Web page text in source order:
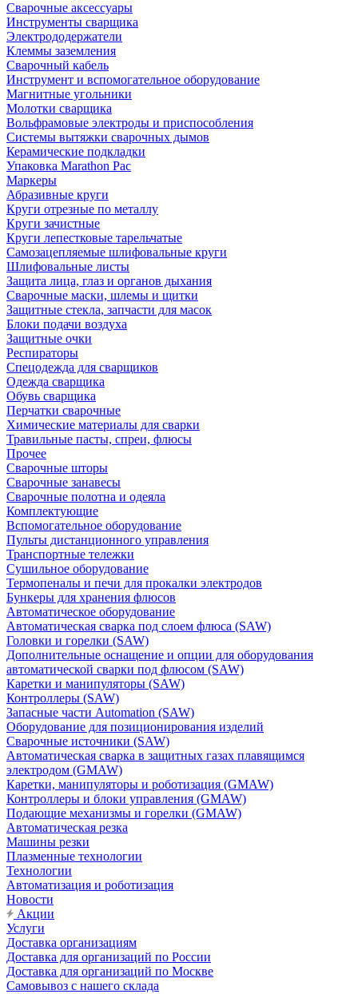
Сварочные аксессуары
Инструменты сварщика
Электрододержатели
Клеммы заземления
Сварочный кабель
Инструмент и вспомогательное оборудование
Магнитные угольники
Молотки сварщика
Вольфрамовые электроды и приспособления
Системы вытяжки сварочных дымов
Керамические подкладки
Упаковка Marathon Pac
Маркеры
Абразивные круги
Круги отрезные по металлу
Круги зачистные
Круги лепестковые тарельчатые
Самозацепляемые шлифовальные круги
Шлифовальные листы
Защита лица, глаз и органов дыхания
Сварочные маски, шлемы и щитки
Защитные стекла, запчасти для масок
Блоки подачи воздуха
Защитные очки
Респираторы
Спецодежда для сварщиков
Одежда сварщика
Обувь сварщика
Перчатки сварочные
Химические материалы для сварки
Травильные пасты, спреи, флюсы
Прочее
Сварочные шторы
Сварочные занавесы
Сварочные полотна и одеяла
Комплектующие
Вспомогательное оборудование
Пульты дистанционного управления
Транспортные тележки
Сушильное оборудование
Термопеналы и печи для прокалки электродов
Бункеры для хранения флюсов
Автоматическое оборудование
Автоматическая сварка под слоем флюса (SAW)
Головки и горелки (SAW)
Дополнительные оснащение и опции для оборудования
автоматической сварки под флюсом (SAW)
Каретки и манипуляторы (SAW)
Контроллеры (SAW)
Запасные части Automation (SAW)
Оборудование для позиционирования изделий
Сварочные источники (SAW)
Автоматическая сварка в защитных газах плавящимся
электродом (GMAW)
Каретки, манипуляторы и роботизация (GMAW)
Контроллеры и блоки управления (GMAW)
Подающие механизмы и горелки (GMAW)
Автоматическая резка
Машины резки
Плазменные технологии
Технологии
Автоматизация и роботизация
Новости
Акции
Услуги
Доставка организациям
Доставка для организаций по России
Доставка для организаций по Москве
Самовывоз с нашего склада